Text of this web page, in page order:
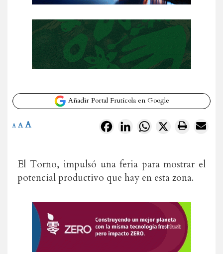
Añadir Portal Frutícola en Google
FacebookLinkedInWhatsApp
X
A A A
El Torno, impulsó una feria para mostrar el
potencial productivo que hay en esta zona.